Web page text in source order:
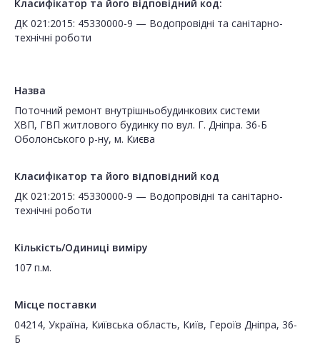
Класифікатор та його відповідний код:
ДК 021:2015: 45330000-9 — Водопровідні та санітарно-
технічні роботи
Назва
Поточний ремонт внутрішньобудинкових системи
ХВП, ГВП житлового будинку по вул. Г. Дніпра. 36-Б
Оболонського р-ну, м. Києва
Класифікатор та його відповідний код
ДК 021:2015: 45330000-9 — Водопровідні та санітарно-
технічні роботи
Кількість/Одиниці виміру
107 п.м.
Місце поставки
04214, Україна, Київська область, Київ, Героїв Дніпра, 36-
Б